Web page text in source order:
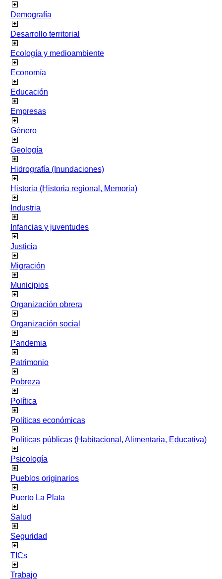
Demografía
Desarrollo territorial
Ecología y medioambiente
Economía
Educación
Empresas
Género
Geología
Hidrografía (Inundaciones)
Historia (Historia regional, Memoria)
Industria
Infancias y juventudes
Justicia
Migración
Municipios
Organización obrera
Organización social
Pandemia
Patrimonio
Pobreza
Política
Políticas económicas
Políticas públicas (Habitacional, Alimentaria, Educativa)
Psicología
Pueblos originarios
Puerto La Plata
Salud
Seguridad
TICs
Trabajo